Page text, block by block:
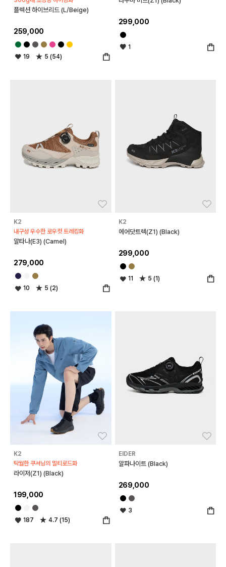
플렉션 하이브리드 (L/Beige)
259,000
19 5 (54)
299,000
1
K2
내구성 우수한 로우컷 트레킹화
알타나(E3) (Camel)
279,000
10 5 (2)
K2
에어닷트렉(Z1) (Black)
299,000
11 5 (1)
K2
탁월한 쿠셔닝의 멀티로드화
라이저(Z1) (Black)
199,000
187 4.7 (15)
EIDER
알파나이트 (Black)
269,000
3